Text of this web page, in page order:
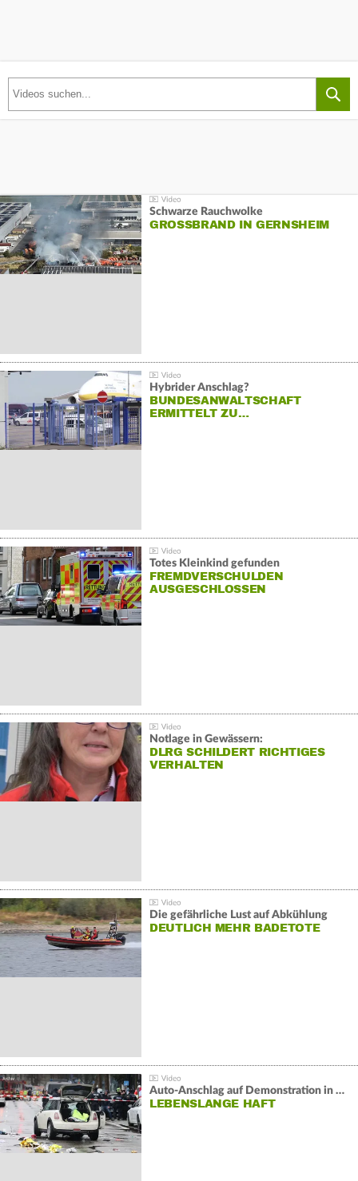
Schwarze Rauchwolke
GROSSBRAND IN GERNSHEIM
Hybrider Anschlag?
BUNDESANWALTSCHAFT
ERMITTELT ZU…
Totes Kleinkind gefunden
FREMDVERSCHULDEN
AUSGESCHLOSSEN
Notlage in Gewässern:
DLRG SCHILDERT RICHTIGES
VERHALTEN
Die gefährliche Lust auf Abkühlung
DEUTLICH MEHR BADETOTE
Auto-Anschlag auf Demonstration in München:
LEBENSLANGE HAFT